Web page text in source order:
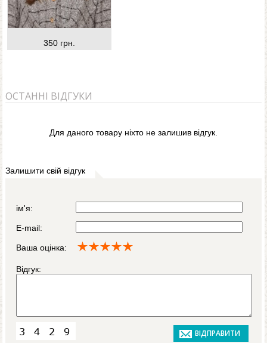
350 грн.
ОСТАННІ ВІДГУКИ
Для даного товару ніхто не залишив відгук.
Залишити свій відгук
ім'я:
E-mail:
Ваша оцінка:
Відгук: